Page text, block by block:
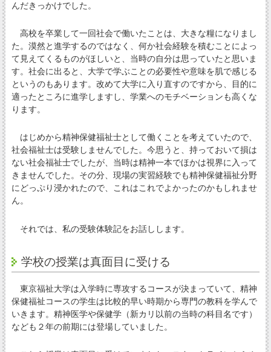
んだきっかけでした。
高校を卒業して一回社会で働いたことは、大きな糧になりまし
た。漠然と進学するのではなく、何か社会経験を積むことによっ
て見えてくるものがほしいと、当時の自分は思っていたと思いま
す。社会に出ると、大学で学ぶことの必要性や意味を肌で感じる
というのもあります。改めて大学に入り直すのですから、目的に
適ったところに進学しますし、学業へのモチベーションも高くな
ります。
はじめから精神保健福祉士として働くことを考えていたので、
社会福祉士は受験しませんでした。今思うと、持っておいて損は
ない社会福祉士でしたが、当時は精神一本でほかは視界に入って
きませんでした。その分、現場の実習経験でも精神保健福祉分野
にどっぷり浸かれたので、これはこれでよかったのかもしれませ
ん。
それでは、私の受験体験記をお話しします。
学校の授業は真面目に受ける
東京福祉大学は入学時に専攻するコースが決まっていて、精神
保健福祉コースの学生は比較的早い時期から専門の教科を学んで
いきます。精神医学や保健学（新カリ以前の当時の科目名です）
なども２年の前期には登場していました。